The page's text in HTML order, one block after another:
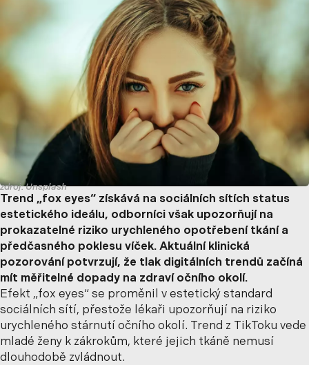
zdroj: Unsplash
Trend „fox eyes“ získává na sociálních sítích status
estetického ideálu, odborníci však upozorňují na
prokazatelné riziko urychleného opotřebení tkání a
předčasného poklesu víček. Aktuální klinická
pozorování potvrzují, že tlak digitálních trendů začíná
mít měřitelné dopady na zdraví očního okolí.
Efekt „fox eyes“ se proměnil v estetický standard
sociálních sítí, přestože lékaři upozorňují na riziko
urychleného stárnutí očního okolí. Trend z TikToku vede
mladé ženy k zákrokům, které jejich tkáně nemusí
dlouhodobě zvládnout.